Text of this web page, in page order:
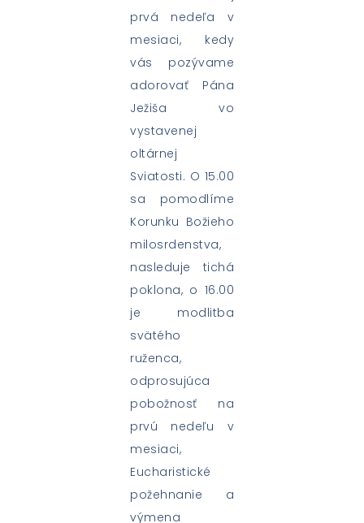
prvá nedeľa v
mesiaci, kedy
vás pozývame
adorovať Pána
Ježiša vo
vystavenej
oltárnej
Sviatosti. O 15.00
sa pomodlíme
Korunku Božieho
milosrdenstva,
nasleduje tichá
poklona, o 16.00
je modlitba
svätého
ruženca,
odprosujúca
pobožnosť na
prvú nedeľu v
mesiaci,
Eucharistické
požehnanie a
výmena